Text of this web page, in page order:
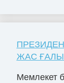
ЖАС
Мемлекет